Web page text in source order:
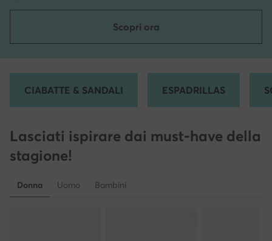
Scopri ora
CIABATTE & SANDALI ESPADRILLAS
Lasciati ispirare dai must-have della
stagione!
Donna Uomo Bambini